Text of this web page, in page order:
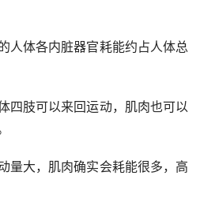
人体各内脏器官耗能约占人体总
四肢可以来回运动，肌肉也可以
量大，肌肉确实会耗能很多，高